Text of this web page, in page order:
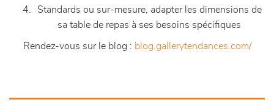
Standards ou sur-mesure, adapter les dimensions de
sa table de repas à ses besoins spécifiques
Rendez-vous sur le blog : blog.gallerytendances.com/